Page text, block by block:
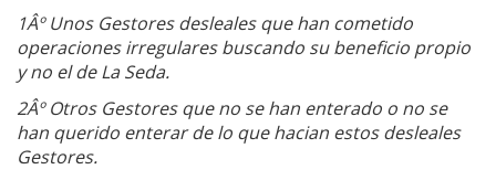
1Âº Unos Gestores desleales que han cometido
operaciones irregulares buscando su beneficio propio
y no el de La Seda.
2Âº Otros Gestores que no se han enterado o no se
han querido enterar de lo que hacian estos desleales
Gestores.